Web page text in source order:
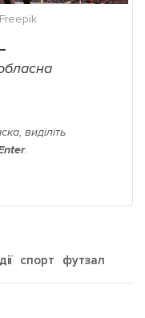
виділіть
.
спорт футзал